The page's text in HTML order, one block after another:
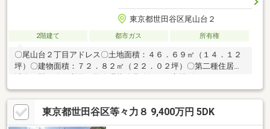
東京都世田谷区尾山台２
2階建て 都市ガス 所有権
〇尾山台２丁目アドレス〇土地面積：４６．６９㎡（１４．１２
坪）〇建物面積：７２．８２㎡（２２．０２坪）〇第二種住居地
ｓ〕◇東急大井町線「尾山台」駅まで徒歩９分◇東急大井町線
「九品仏」駅まで徒歩１２分◇東急東横線・目黒線「田園調布」
駅まで徒歩１８分〔Ｌｉｆｅ Ｉｎｆｏｒｍａｔｉｏｎ〕・セブ
ンイレブン世田谷尾山台店まで約２１０ｍ・まいばすけっと尾山
東京都世田谷区等々力８ 9,400万円 5DK